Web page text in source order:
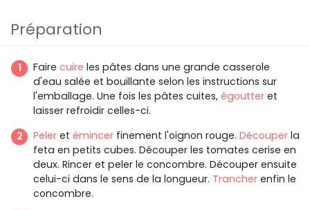
Préparation
Faire cuire les pâtes dans une grande casserole
d'eau salée et bouillante selon les instructions sur
l'emballage. Une fois les pâtes cuites, égoutter et
laisser refroidir celles-ci.
Peler et émincer finement l'oignon rouge. Découper la
feta en petits cubes. Découper les tomates cerise en
deux. Rincer et peler le concombre. Découper ensuite
celui-ci dans le sens de la longueur. Trancher enfin le
concombre.